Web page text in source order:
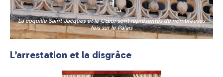
La coquille Saint-Jacques et le Cœur sont représentés de nombreuses
fois sur le Palais
L’arrestation et la disgrâce